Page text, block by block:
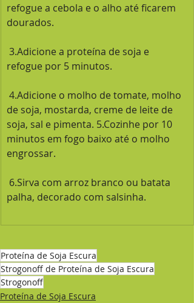
refogue a cebola e o alho até ficarem
dourados.
refogue por 5 minutos.
de soja, mostarda, creme de leite de
soja, sal e pimenta. 5.Cozinhe por 10
minutos em fogo baixo até o molho
engrossar.
palha, decorado com salsinha.
Proteína de Soja Escura
Strogonoff de Proteína de Soja Escura
Strogonoff
Proteína de Soja Escura